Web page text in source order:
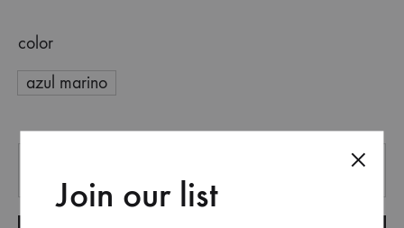
color
azul marino
Join our list